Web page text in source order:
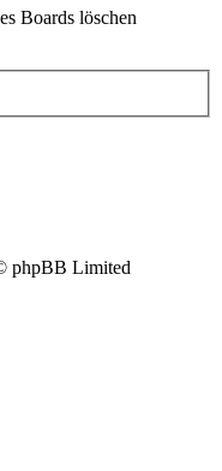
Boards löschen
phpBB Limited